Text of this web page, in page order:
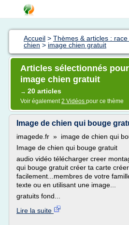
Accueil > Thèmes & articles : race
chien > image chien gratuit
Articles sélectionnés
image chien gratuit
→ 20 articles
Voir également2 Vidéos pour ce thème
Image de chien qui bouge
imagede.fr » image de chien qui
Image de chien qui bouge gratuit
audio vidéo télécharger creer
qui bouge gratuit créer ta carte
facilement...membres de votre
texte ou en utilisant une image...
gratuits fond...
Lire la suite